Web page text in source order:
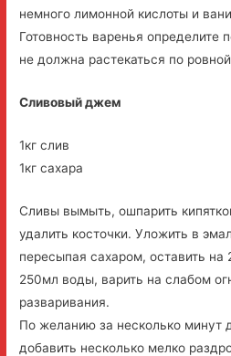
немного лимонной кислоты и
Готовность варенья определите
не должна растекаться по
Сливовый джем
1кг слив
1кг сахара
Сливы вымыть, ошпарить
удалить косточки. Уложить в
пересыпая сахаром, оставить на
250мл воды, варить на слабом
разваривания.
По желанию за несколько минут
добавить несколько мелко